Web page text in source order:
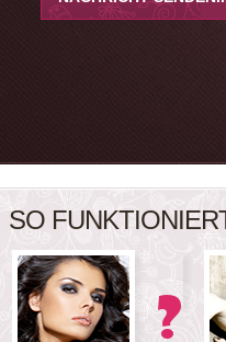
SO